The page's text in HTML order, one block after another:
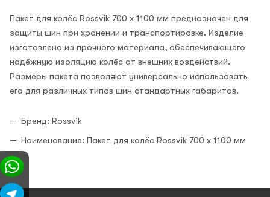
Пакет для колёс Rossvik 700 x 1100 мм предназначен для
защиты шин при хранении и транспортировке. Изделие
изготовлено из прочного материала, обеспечивающего
надёжную изоляцию колёс от внешних воздействий.
Размеры пакета позволяют универсально использовать
его для различных типов шин стандартных габаритов.
Бренд: Rossvik
Наименование: Пакет для колёс Rossvik 700 x 1100 мм